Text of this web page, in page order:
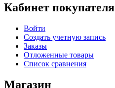
Кабинет покупателя
Войти
Создать учетную запись
Заказы
Отложенные товары
Список сравнения
Магазин